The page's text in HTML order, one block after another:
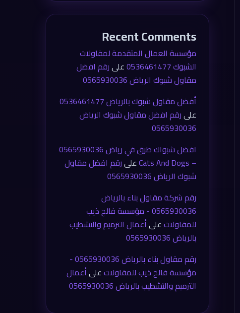
Recent Comments
مؤسسة العمال المتقدمة لمقاولات
الشبوك 0536461477
علىرقم افضل
مقاول شبوك الرياض 0565930036
أفضل مقاول شبوك بالرياض 0536461477
علىرقم افضل مقاول شبوك الرياض
0565930036
افضل شبواك طرق في رياض 0565930036
– Cats And Dogs
علىرقم افضل مقاول
شبوك الرياض 0565930036
رقم شركة مقاول بناء بالرياض
0565930036 - مؤسسة فالح ذيب
للمقاولاتعلىأعمال الترميم والتشطيب
بالرياض 0565930036
رقم مقاول بناء بالرياض 0565930036 -
مؤسسة فالح ذيب للمقاولاتعلىأعمال
الترميم والتشطيب بالرياض 0565930036